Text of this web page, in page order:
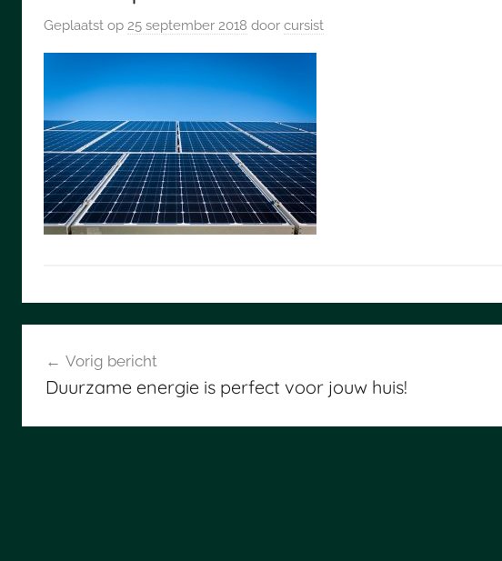
Geplaatst op 25 september 2018 door cursist
navigatie
Vorig bericht
Duurzame energie is perfect voor jouw huis!